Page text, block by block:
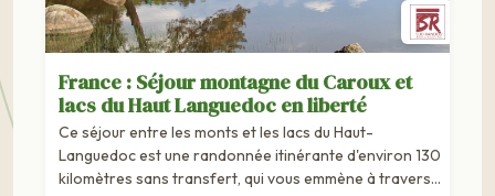
France : Séjour montagne du Caroux et
lacs du Haut Languedoc en liberté
Ce séjour entre les monts et les lacs du Haut-
Languedoc est une randonnée itinérante d'environ 130
kilomètres sans transfert, qui vous emmène à travers